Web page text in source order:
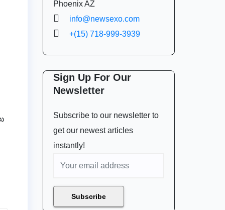
Phoenix AZ
info@newsexo.com
+(15) 718-999-3939
Sign Up For Our
Newsletter
Subscribe to our newsletter to
get our newest articles
instantly!
Subscribe